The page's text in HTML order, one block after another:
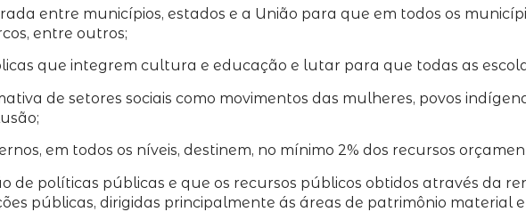
entre municípios, estados e a União para que em todos os
entre outros;
que integrem cultura e educação e lutar para que todas as
de setores sociais como movimentos das mulheres, povos
em todos os níveis, destinem, no mínimo 2% dos recursos
de políticas públicas e que os recursos públicos obtidos através da
públicas, dirigidas principalmente ás áreas de patrimônio material